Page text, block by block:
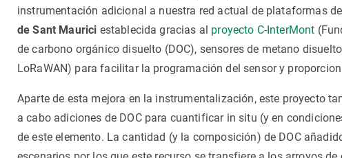
instrumentación adicional a nuestra red actual de plataformas
de Sant Maurici establecida gracias al proyecto C-InterMont
de carbono orgánico disuelto (DOC), sensores de metano
LoRaWAN) para facilitar la programación del sensor y
Aparte de esta mejora en la instrumentalización, este proyecto
a cabo adiciones de DOC para cuantificar in situ (y en
de este elemento. La cantidad (y la composición) de DOC